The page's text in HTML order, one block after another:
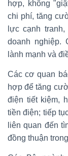
hợp, không
chi phí, tăng
lực cạnh
doanh nghiệp.
lành mạnh và
Các cơ quan
hợp để tăng
điện tiết kiệm,
tiền điện; tiếp
liên quan đến
đồng thuận